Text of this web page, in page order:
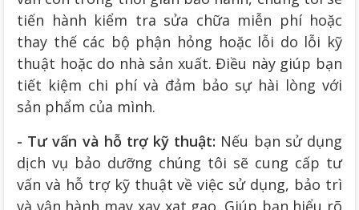
tiến hành kiểm tra sửa chữa miễn phí hoặc
thay thế các bộ phận hỏng hoặc lỗi do lỗi kỹ
thuật hoặc do nhà sản xuất. Điều này giúp bạn
tiết kiệm chi phí và đảm bảo sự hài lòng với
sản phẩm của mình.
- Tư vấn và hỗ trợ kỹ thuật: Nếu bạn sử dụng
dịch vụ bảo dưỡng chúng tôi sẽ cung cấp tư
vấn và hỗ trợ kỹ thuật về việc sử dụng, bảo trì